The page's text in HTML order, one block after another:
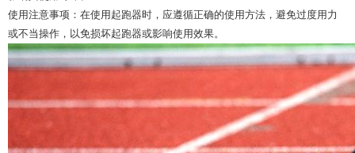
使用注意事项：在使用起跑器时，应遵循正确的使用方法，避免过度用力
或不当操作，以免损坏起跑器或影响使用效果。